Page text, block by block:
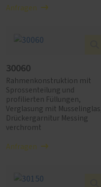
Anfragen
30060
Rahmenkonstruktion mit
Sprossenteilung und
profilierten Füllungen,
Verglasung mit Musselinglas,
Drückergarnitur Messing
verchromt
Anfragen